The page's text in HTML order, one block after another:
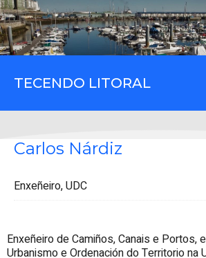
TECENDO LITORAL
Carlos Nárdiz
Enxeñeiro, UDC
Enxeñeiro de Camiños, Canais e Portos,
Urbanismo e Ordenación do Territorio na